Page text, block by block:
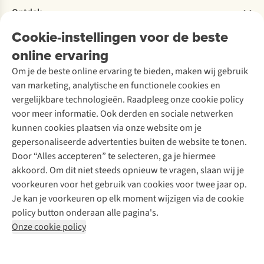
Cookie-instellingen voor de beste
online ervaring
Om je de beste online ervaring te bieden, maken wij gebruik
van marketing, analytische en functionele cookies en
vergelijkbare technologieën. Raadpleeg onze cookie policy
voor meer informatie. Ook derden en sociale netwerken
kunnen cookies plaatsen via onze website om je
gepersonaliseerde advertenties buiten de website te tonen.
Door “Alles accepteren” te selecteren, ga je hiermee
akkoord. Om dit niet steeds opnieuw te vragen, slaan wij je
voorkeuren voor het gebruik van cookies voor twee jaar op.
Je kan je voorkeuren op elk moment wijzigen via de cookie
policy button onderaan alle pagina's.
Onze cookie policy
Bestelling herroepen
Garantie
Contact
Over Ayacucho
Onze winkels
Over A.S.Adventure
Toegankelijkheidsverklaring
Ski-onderhoud
Wasservice
Schoenonderhoud
Schoenherstelling
Kledingherstelling
Retouches
Voor bedrijven
Ontdek
A.S.Magazine
Podcast
Explore Academy
Explore Camp
Gear Check
Inspiratie & advies
Meld je aan voor de nieuwsbrief
Follow us
Disclaimer Privacy Policy
Algemene voorwaarden
Cookie Policy